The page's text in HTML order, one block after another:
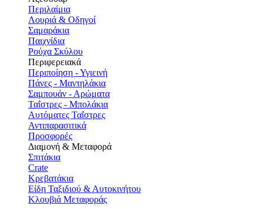
Περιλαίμια
Λουριά & Οδηγοί
Σαμαράκια
Παιχνίδια
Ρούχα Σκύλου
Περιφερειακά
Περιποίηση - Υγιεινή
Πάνες - Μαντηλάκια
Σαμπουάν - Αρώματα
Ταΐστρες - Μπολάκια
Αυτόματες Ταΐστρες
Αντιπαρασιτικά
Προσφορές
Διαμονή & Μεταφορά
Σπιτάκια
Crate
Κρεβατάκια
Είδη Ταξιδιού & Αυτοκινήτου
Κλουβιά Μεταφοράς